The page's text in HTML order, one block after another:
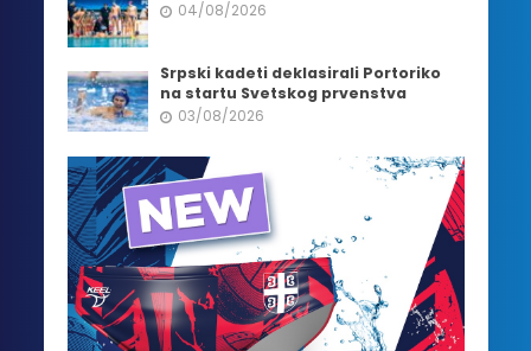
04/08/2026
Srpski kadeti deklasirali Portoriko
na startu Svetskog prvenstva
03/08/2026